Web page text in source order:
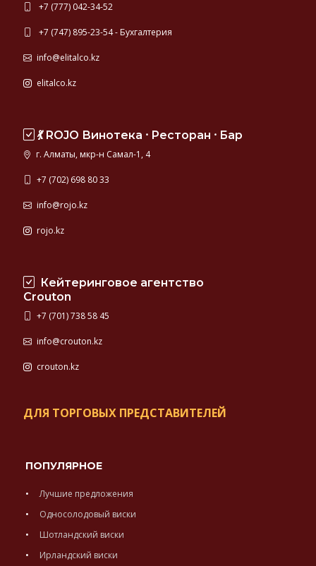
+7 (777) 042-34-52
+7 (747) 895-23-54 - Бухгалтерия
info@elitalco.kz
elitalco.kz
💃 ROJO Винотека ⸱ Ресторан ⸱ Бар
г. Алматы, мкр-н Самал-1, 4
+7 (702) 698 80 33
info@rojo.kz
rojo.kz
Кейтеринговое агентство
Crouton
+7 (701) 738 58 45
info@crouton.kz
crouton.kz
ДЛЯ ТОРГОВЫХ ПРЕДСТАВИТЕЛЕЙ
ПОПУЛЯРНОЕ
Лучшие предложения
Односолодовый виски
Шотландский виски
Ирландский виски